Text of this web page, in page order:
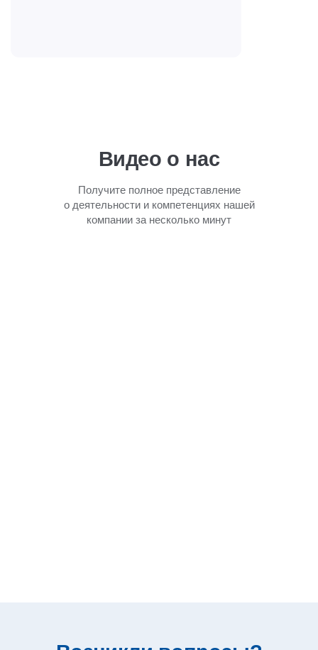
Видео о нас
Получите полное представление
о деятельности и компетенциях нашей
компании за несколько минут